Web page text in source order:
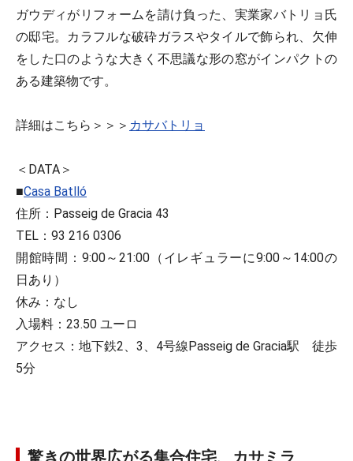
ガウディがリフォームを請け負った、実業家バトリョ氏
の邸宅。カラフルな破砕ガラスやタイルで飾られ、欠伸
をした口のような大きく不思議な形の窓がインパクトの
ある建築物です。
詳細はこちら＞＞＞ カサバトリョ
＜DATA＞
■Casa Batlló
住所：Passeig de Gracia 43
TEL：93 216 0306
開館時間：9:00～21:00（イレギュラーに9:00～14:00の
日あり）
休み：なし
入場料：23.50 ユーロ
アクセス：地下鉄2、3、4号線Passeig de Gracia駅 徒歩
5分
驚きの世界広がる集合住宅、カサミラ